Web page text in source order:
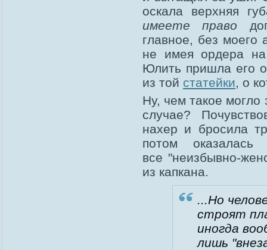
оскала верхняя
имеете право
главное, без моего
не имея ордера
Юлить пришла его
из той статейки, о
Ну, чем такое могло
случае?
нахер и бросила
потом
все "неизбывно-
из капкана.
...Но
строят
иногда
лишь "